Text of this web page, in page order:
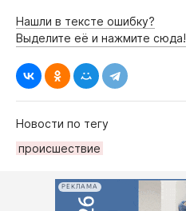
Нашли в тексте ошибку?
Выделите её и нажмите сюда!
Новости по тегу
происшествие
РЕКЛАМА